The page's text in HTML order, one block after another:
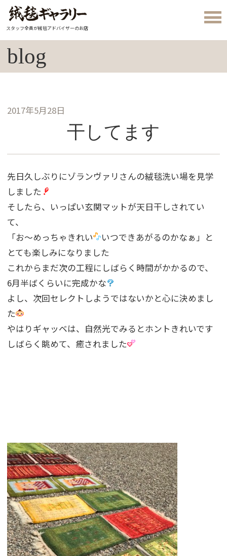
スタッフ全員が絨毯アドバイザーのお店
blog
2017年5月28日
干してます
先日久しぶりにゾランヴァリさんの絨毯洗い場を見学
しました
そしたら、いっぱい玄関マットが天日干しされてい
て、
「お〜めっちゃきれい
いつできあがるのかなぁ」と
とても楽しみになりました
これからまだ次の工程にしばらく時間がかかるので、
6月半ばくらいに完成かな
よし、次回セレクトしようではないかと心に決めまし
た
やはりギャッベは、自然光でみるとホントきれいです
しばらく眺めて、癒されました